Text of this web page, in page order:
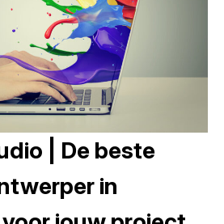
| De beste
in